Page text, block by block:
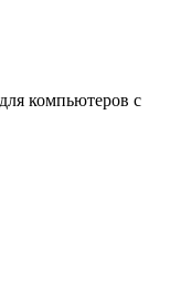
компьютеров с